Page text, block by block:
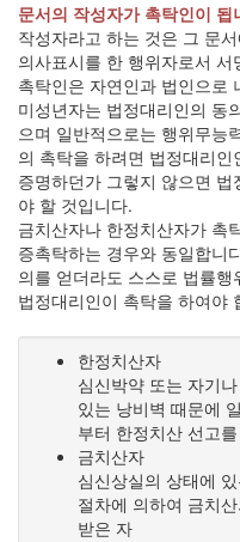
문서의 작성자가 촉탁인이 됩
작성자라고 하는 것은 그 문
의사표시를 한 행위자로서
촉탁인은 자연인과 법인으로
미성년자는 법정대리인의 동
으며 일반적으로는 행위무능
의 촉탁을 하려면 법정대리
증명하던가 그렇지 않으면
야 할 것입니다.
금치산자나 한정치산자가 촉
증촉탁하는 경우와 동일합니
의를 얻더라도 스스로 법률
법정대리인이 촉탁을 하여야
한정치산자
심신박약 또는 자기
있는 낭비벽 때문에
부터 한정치산 선고
금치산자
심신상실의 상태에
절차에 의하여 금치
받은 자